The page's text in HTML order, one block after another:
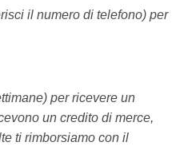
il numero di telefono) per
per ricevere un
un credito di merce,
ti rimborsiamo con il